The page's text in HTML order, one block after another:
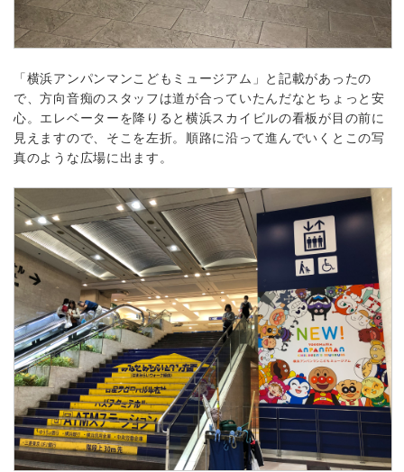
「横浜アンパンマンこどもミュージアム」と記載があったの
で、方向音痴のスタッフは道が合っていたんだなとちょっと安
心。エレベーターを降りると横浜スカイビルの看板が目の前に
見えますので、そこを左折。順路に沿って進んでいくとこの写
真のような広場に出ます。